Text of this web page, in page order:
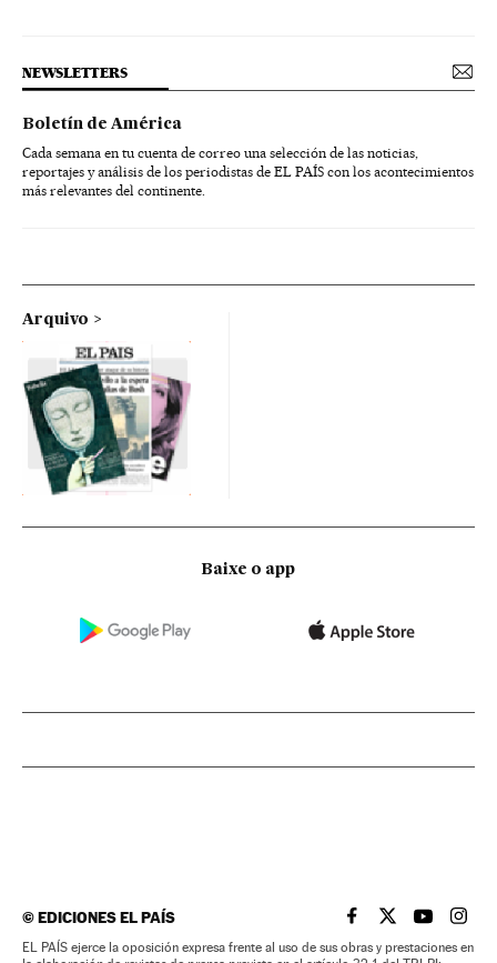
NEWSLETTERS
Boletín de América
Cada semana en tu cuenta de correo una selección de las noticias,
reportajes y análisis de los periodistas de EL PAÍS con los acontecimientos
más relevantes del continente.
Arquivo
Baixe o app
©EDICIONES EL PAÍS EL PAÍS BRASIL EN
EL PAÍSEL PAÍS
EL
EL PAÍS ejerce la oposición expresa frente al uso de sus obras y prestaciones en